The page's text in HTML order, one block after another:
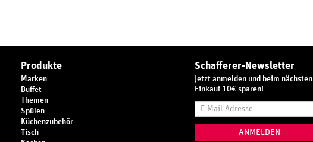
Produkte
Marken
Buffet
Themen
Spülen
Küchenzubehör
Tisch
Schafferer-Newsletter
Jetzt anmelden und beim nächsten
Einkauf 10€ sparen!
Mail-
ANMELDEN